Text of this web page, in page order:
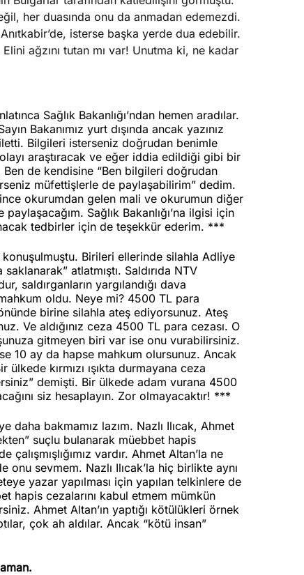
her duasında onu da anmadan edemezdi.
isterse başka yerde dua edebilir.
ağzını tutan mı var! Unutma ki, ne kadar
Sağlık Bakanlığı’ndan hemen aradılar.
Bakanımız yurt dışında ancak yazınız
iletti. Bilgileri isterseniz doğrudan benimle
olayı araştıracak ve eğer iddia edildiği gibi bir
de kendisine “Ben bilgileri doğrudan
müfettişlerle de paylaşabilirim” dedim.
okurumdan gelen mali ve okurumun diğer
Sağlık Bakanlığı’na ilgisi için
tedbirler için de teşekkür ederim. ***
konuşulmuştu. Birileri ellerinde silahla Adliye
atlatmıştı. Saldırıda NTV
saldırganların yargılandığı dava
oldu. Neye mi? 4500 TL para
birine silahla ateş ediyorsunuz. Ateş
Ve aldığınız ceza 4500 TL para cezası. O
gitmeyen biri var ise onu vurabilirsiniz.
10 ay da hapse mahkum olursunuz. Ancak
kırmızı ışıkta durmayana ceza
demişti. Bir ülkede adam vurana 4500
siz hesaplayın. Zor olmayacaktır! ***
daha bakmamız lazım. Nazlı Ilıcak, Ahmet
suçlu bulanarak müebbet hapis
çalışmışlığımız vardır. Ahmet Altan’la ne
onu sevmem. Nazlı Ilıcak’la hiç birlikte aynı
yazar yapılması için yapılan telkinlere de
hapis cezalarını kabul etmem mümkün
Ahmet Altan’ın yaptığı kötülükleri örnek
çok ah aldılar. Ancak “kötü insan”